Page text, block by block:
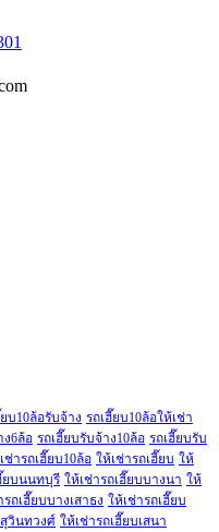
บ10ล้อรับจ้าง รถเฮี๊ยบ10ล้อให้เช่า
ง6ล้อ รถเฮี๊ยบรับจ้าง10ล้อ รถเฮี๊ยบรับ
เช่ารถเฮี๊ยบ10ล้อ ให้เช่ารถเฮี๊ยบ ให้
ยบนนทบุรี ให้เช่ารถเฮี๊ยบบางนา ให้
รถเฮี๊ยบบางเสาธง ให้เช่ารถเฮี๊ยบ
สุวินทวงศ์ ให้เช่ารถเฮี๊ยบเสนา